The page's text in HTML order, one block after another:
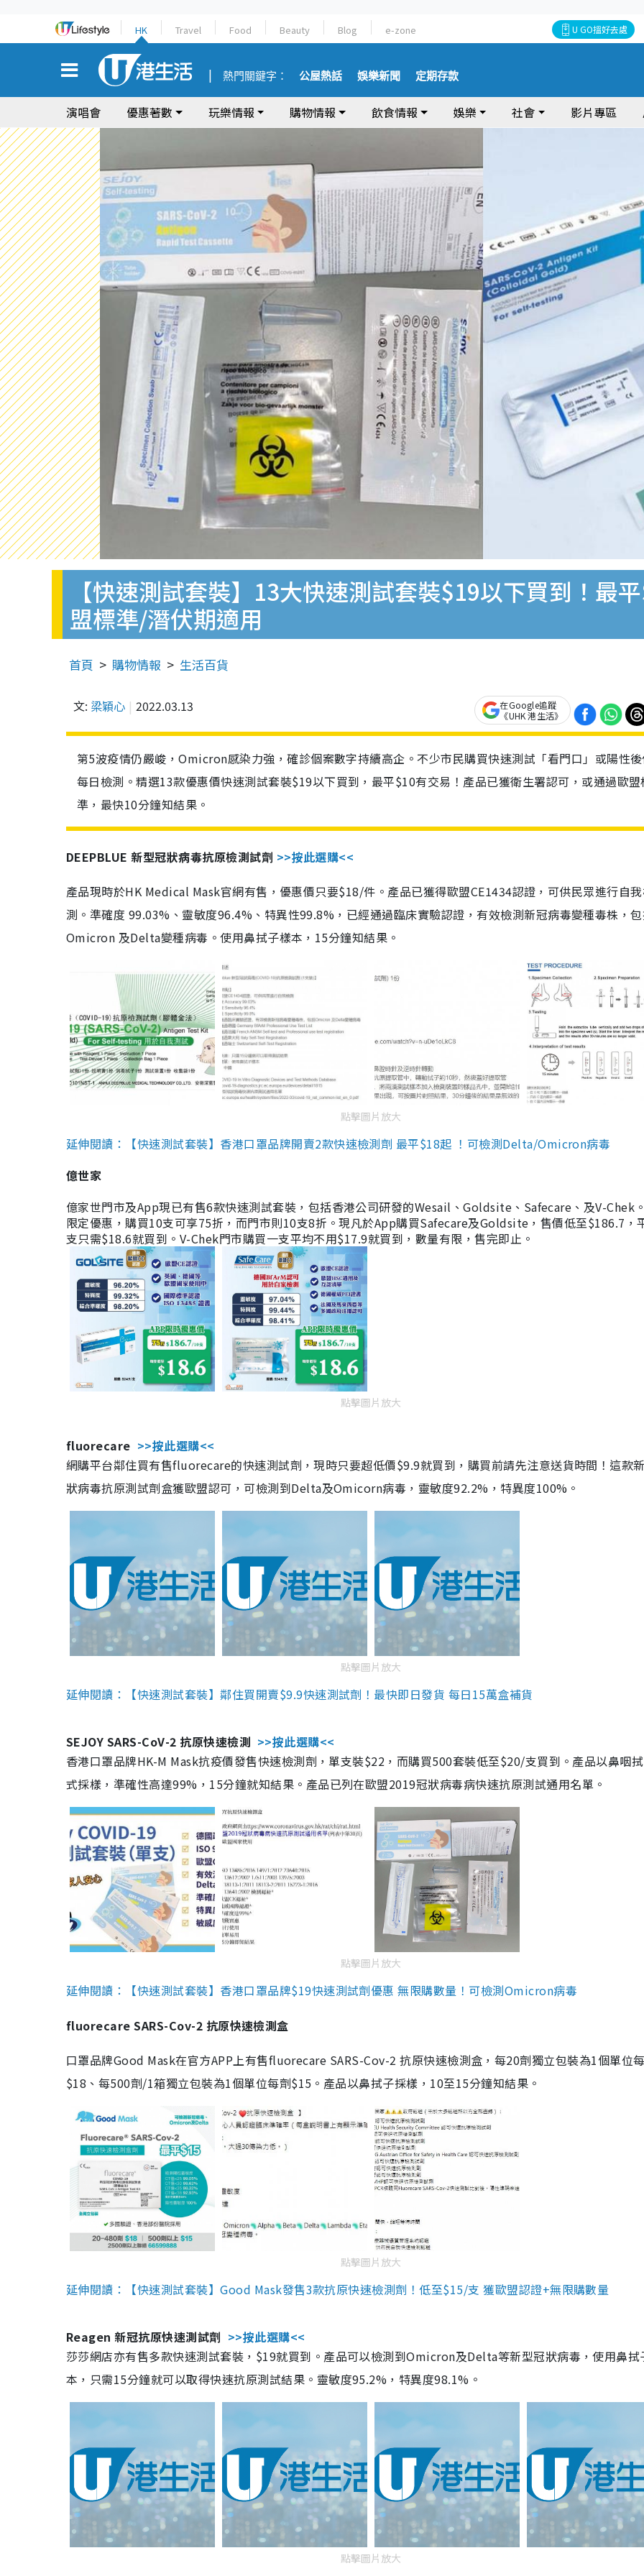
HK Travel Food Beauty Blog e-zone U GO搵好去處
熱門關鍵字： 公屋熱話 娛樂新聞 定期存款
演唱會 優惠著數 玩樂情報 購物情報 飲食情報 娛樂 社會 影片專區
【快速測試套裝】13大快速測試套裝$19以下買到！最
盟標準/潛伏期適用
首頁 購物情報 生活百貨
文: 梁穎心 2022.03.13
在Google追蹤
《UHK 港生活》
第5波疫情仍嚴峻，Omicron感染力強，確診個案數字持續高企。不少市民購買快速測試「看門口」或陽性
每日檢測。精選13款優惠價快速測試套裝$19以下買到，最平$10有交易！產品已獲衛生署認可，或通過歐盟
準，最快10分鐘知結果。
DEEPBLUE 新型冠狀病毒抗原檢測試劑 >>按此選購<<
產品現時於HK Medical Mask官網有售，優惠價只要$18/件。產品已獲得歐盟CE1434認證，可供民眾進行自
測。準確度 99.03%、靈敏度96.4%、特異性99.8%，已經通過臨床實驗認證，有效檢測新冠病毒變種毒株，
Omicron 及Delta變種病毒。使用鼻拭子樣本，15分鐘知結果。
點擊圖片放大
延伸閱讀：【快速測試套裝】香港口罩品牌開賣2款快速檢測劑 最平$18起 ！可檢測Delta/Omicron病毒
億世家
億家世門市及App現已有售6款快速測試套裝，包括香港公司研發的Wesail、Goldsite、Safecare、及V-Chek
限定優惠，購買10支可享75折，而門市則10支8折。現凡於App購買Safecare及Goldsite，售價低至$186.7，
支只需$18.6就買到。V-Chek門市購買一支平均不用$17.9就買到，數量有限，售完即止。
點擊圖片放大
fluorecare >>按此選購<<
網購平台鄰住買有售fluorecare的快速測試劑，現時只要超低價$9.9就買到，購買前請先注意送貨時間！這款
狀病毒抗原測試劑盒獲歐盟認可，可檢測到Delta及Omicorn病毒，靈敏度92.2%，特異度100%。
點擊圖片放大
延伸閱讀：【快速測試套裝】鄰住買開賣$9.9快速測試劑！最快即日發貨 每日15萬盒補貨
SEJOY SARS-CoV-2 抗原快速檢測 >>按此選購<<
香港口罩品牌HK-M Mask抗疫價發售快速檢測劑，單支裝$22，而購買500套裝低至$20/支買到。產品以鼻咽
式採樣，準確性高達99%，15分鐘就知結果。產品已列在歐盟2019冠狀病毒病快速抗原測試通用名單。
點擊圖片放大
延伸閱讀：【快速測試套裝】香港口罩品牌$19快速測試劑優惠 無限購數量！可檢測Omicron病毒
fluorecare SARS-Cov-2 抗原快速檢測盒
口罩品牌Good Mask在官方APP上有售fluorecare SARS-Cov-2 抗原快速檢測盒，每20劑獨立包裝為1個單位
$18、每500劑/1箱獨立包裝為1個單位每劑$15。產品以鼻拭子採樣，10至15分鐘知結果。
點擊圖片放大
延伸閱讀：【快速測試套裝】Good Mask發售3款抗原快速檢測劑！低至$15/支 獲歐盟認證+無限購數量
Reagen 新冠抗原快速測試劑 >>按此選購<<
莎莎網店亦有售多款快速測試套裝，$19就買到。產品可以檢測到Omicron及Delta等新型冠狀病毒，使用鼻拭
本，只需15分鐘就可以取得快速抗原測試結果。靈敏度95.2%，特異度98.1%。
點擊圖片放大